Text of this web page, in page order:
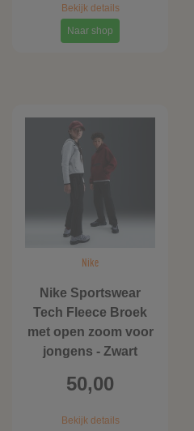
Bekijk details
Naar shop
Nike
Nike Sportswear
Tech Fleece Broek
met open zoom voor
jongens - Zwart
50,00
Bekijk details